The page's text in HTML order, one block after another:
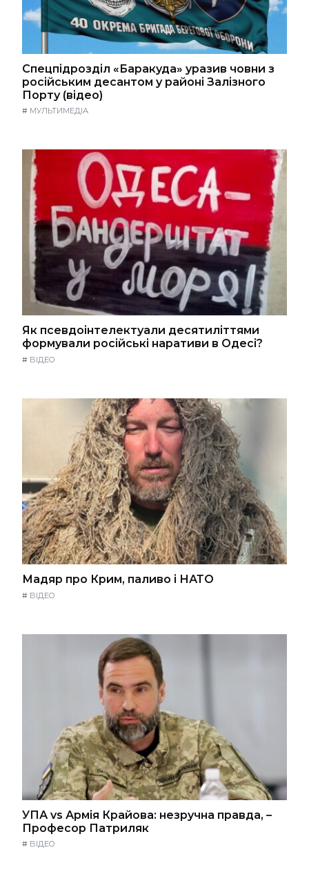
Спецпідрозділ «Баракуда» уразив човни з
російським десантом у районі Залізного
Порту (відео)
# МУЛЬТИМЕДІА
Як псевдоінтелектуали десятиліттями
формували російські наративи в Одесі?
# ВІДЕО
Мадяр про Крим, паливо і НАТО
# ВІДЕО
УПА vs Армія Крайова: незручна правда, –
Професор Патриляк
# ВІДЕО